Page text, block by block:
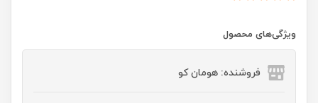
ویژگی‌های محصول
فروشنده: هومان کو